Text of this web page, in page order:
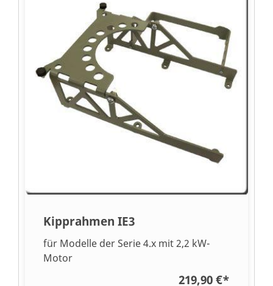
Kipprahmen IE3
für Modelle der Serie 4.x mit 2,2 kW-
Motor
219,90 €*